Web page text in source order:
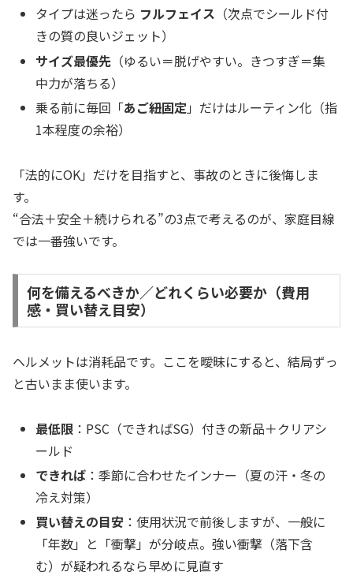
タイプは迷ったら フルフェイス （次点でシールド付
きの質の良いジェット）
サイズ最優先 （ゆるい＝脱げやすい。きつすぎ＝集
中力が落ちる）
乗る前に毎回「あご紐固定 」だけはルーティン化（指
1本程度の余裕）
「法的にOK」だけを目指すと、事故のときに後悔しま
す。
“合法＋安全＋続けられる”の3点で考えるのが、家庭目線
では一番強いです。
何を備えるべきか／どれくらい必要か（費用
感・買い替え目安）
ヘルメットは消耗品です。ここを曖昧にすると、結局ずっ
と古いまま使います。
最低限 ：PSC（できればSG）付きの新品＋クリアシ
ールド
できれば ：季節に合わせたインナー（夏の汗・冬の
冷え対策）
買い替えの目安 ：使用状況で前後しますが、一般に
「年数」と「衝撃」が分岐点。強い衝撃（落下含
む）が疑われるなら早めに見直す